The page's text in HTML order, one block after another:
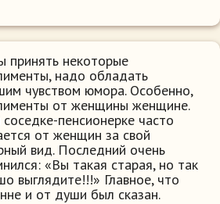
принять некоторые
надо обладать
чувством юмора. Особенно,
от женщины женщине.
пенсионерке часто
от женщин за свой
вид. Последний очень
«Вы такая старая, но так
выглядите!!!» Главное, что
и от души был сказан.